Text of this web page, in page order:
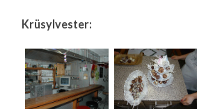
Krüsylvester: